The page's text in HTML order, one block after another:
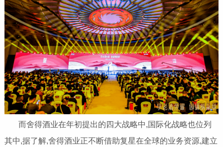
而舍得酒业在年初提出的四大战略中,国际化战略也位列
其中,据了解,舍得酒业正不断借助复星在全球的业务资源,建立